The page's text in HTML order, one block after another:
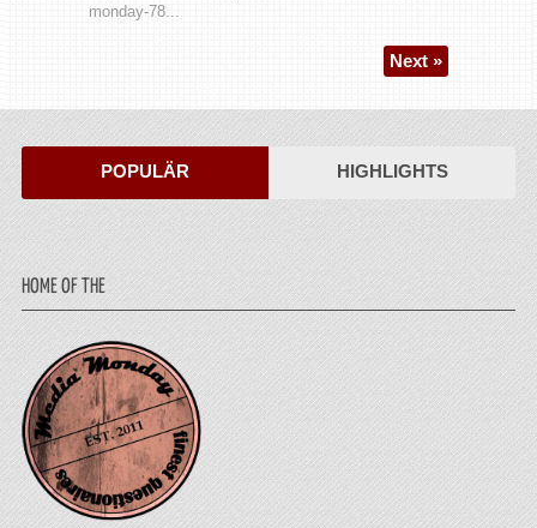
monday-78...
Next »
POPULÄR HIGHLIGHTS
HOME OF THE